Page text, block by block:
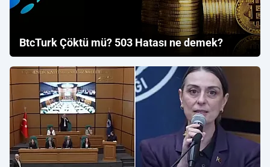
BtcTurk Çöktü mü? 503 Hatası ne demek?